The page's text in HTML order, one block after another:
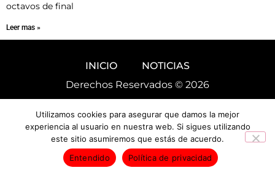
octavos de final
Leer mas »
INICIO
NOTICIAS
Derechos Reservados © 2026
Utilizamos cookies para asegurar que damos la mejor
experiencia al usuario en nuestra web. Si sigues utilizando
este sitio asumiremos que estás de acuerdo.
Entendido
Política de privacidad